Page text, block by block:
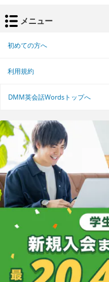
メニュー
初めての方へ
利用規約
DMM英会話Wordsトップへ